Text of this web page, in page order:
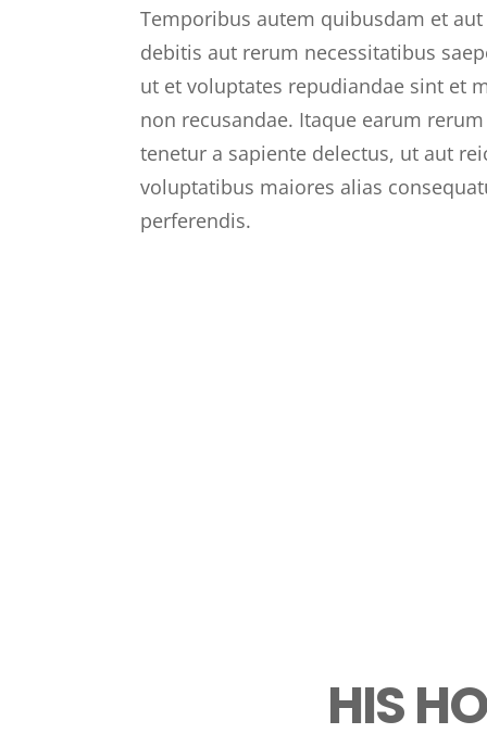
Temporibus autem quibusdam et
debitis aut rerum necessitatibus
ut et voluptates repudiandae sint et
non recusandae. Itaque earum
tenetur a sapiente delectus, ut aut
voluptatibus maiores alias
perferendis.
HIS